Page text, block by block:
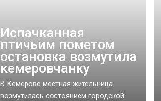
Испачканная
птичьим пометом
остановка возмутила
кемеровчанку
В Кемерове местная жительница
возмутилась состоянием городской